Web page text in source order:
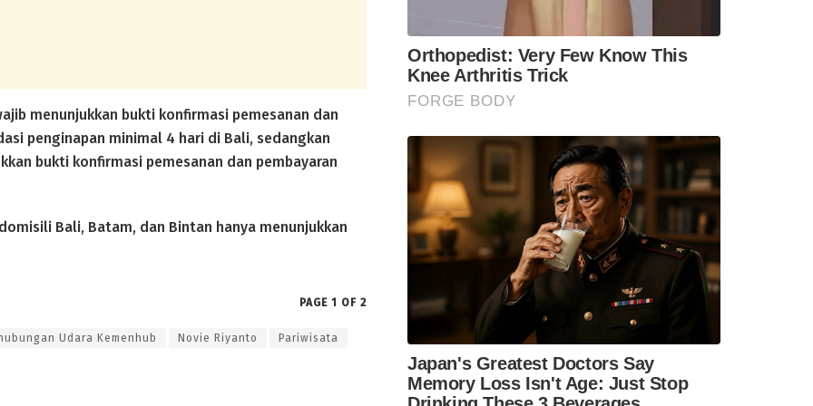
menunjukkan bukti konfirmasi pemesanan dan
penginapan minimal 4 hari di Bali, sedangkan
bukti konfirmasi pemesanan dan pembayaran
Bali, Batam, dan Bintan hanya menunjukkan
PAGE 1 OF 2
Udara Kemenhub Novie Riyanto Pariwisata